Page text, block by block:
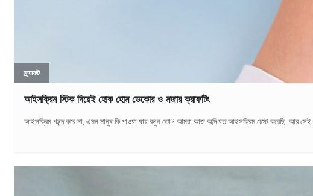
ক্র্যাফট
আইসক্রিম স্টিক দিয়েই হোক হোম ডেকোর ও মজার ক্রাফটিং
আইসক্রিম পছন্দ করে না, এমন মানুষ কি পাওয়া যায় বলুন তো? আমরা আজ অব্দি যত আইসক্রিম টেস্ট করেছি, আর সেই...